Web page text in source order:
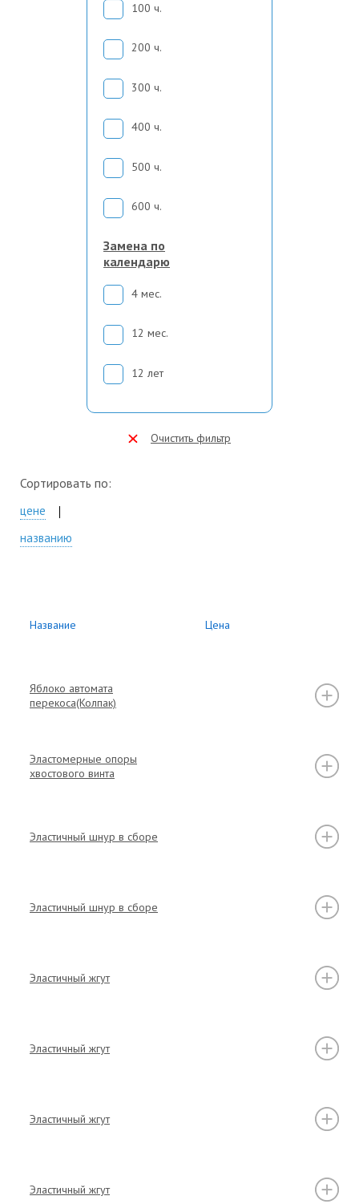
100 ч.
200 ч.
300 ч.
400 ч.
500 ч.
600 ч.
Замена по
календарю
4 мес.
12 мес.
12 лет
Очистить фильтр
Сортировать по:
цене
названию
Название Цена
Яблоко автомата
перекоса(Колпак)
Эластомерные опоры
хвостового винта
Эластичный шнур в сборе
Эластичный шнур в сборе
Эластичный жгут
Эластичный жгут
Эластичный жгут
Эластичный жгут